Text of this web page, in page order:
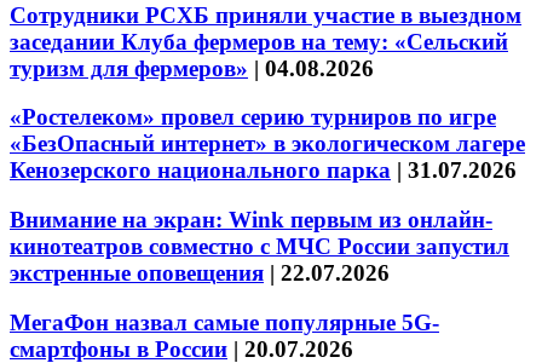
Сотрудники РСХБ приняли участие в выездном
заседании Клуба фермеров на тему: «Сельский
туризм для фермеров» | 04.08.2026
«Ростелеком» провел серию турниров по игре
«БезОпасный интернет» в экологическом лагере
Кенозерского национального парка | 31.07.2026
Внимание на экран: Wink первым из онлайн-
кинотеатров совместно с МЧС России запустил
экстренные оповещения | 22.07.2026
МегаФон назвал самые популярные 5G-
смартфоны в России | 20.07.2026